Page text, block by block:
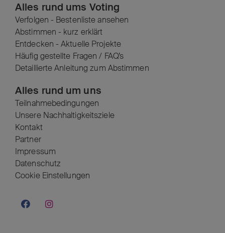
Alles rund ums Voting
Verfolgen - Bestenliste ansehen
Abstimmen - kurz erklärt
Entdecken - Aktuelle Projekte
Häufig gestellte Fragen / FAQ’s
Detaillierte Anleitung zum Abstimmen
Alles rund um uns
Teilnahmebedingungen
Unsere Nachhaltigkeitsziele
Kontakt
Partner
Impressum
Datenschutz
Cookie Einstellungen